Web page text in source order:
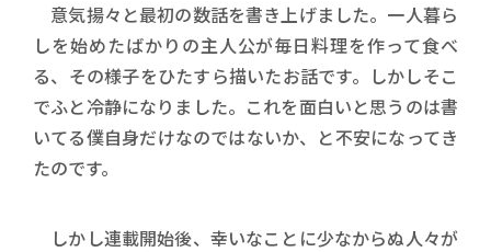
意気揚々と最初の数話を書き上げました。一人暮ら
しを始めたばかりの主人公が毎日料理を作って食べ
る、その様子をひたすら描いたお話です。しかしそこ
でふと冷静になりました。これを面白いと思うのは書
いてる僕自身だけなのではないか、と不安になってき
たのです。
しかし連載開始後、幸いなことに少なからぬ人々が